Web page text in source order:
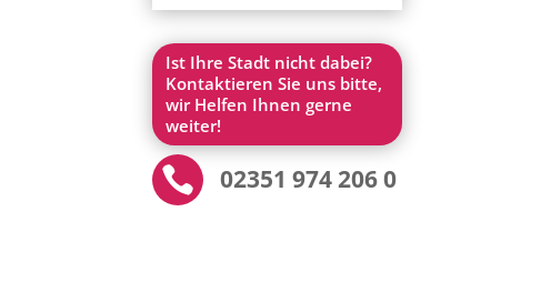
Ist Ihre Stadt nicht dabei?
Kontaktieren Sie uns bitte,
wir Helfen Ihnen gerne
weiter!
 02351 974 206 0